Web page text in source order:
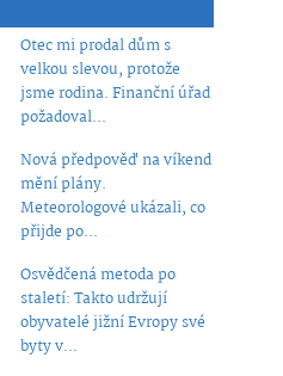
Otec mi prodal dům s
velkou slevou, protože
jsme rodina. Finanční úřad
požadoval...
Nová předpověď na víkend
mění plány.
Meteorologové ukázali, co
přijde po...
Osvědčená metoda po
staletí: Takto udržují
obyvatelé jižní Evropy své
byty v...